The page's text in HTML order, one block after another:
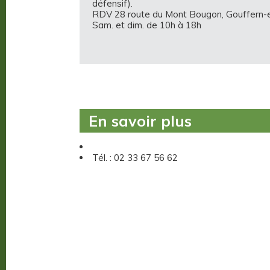
défensif).
RDV 28 route du Mont Bougon, Gouffern-
Sam. et dim. de 10h à 18h
En savoir plus
Tél. : 02 33 67 56 62